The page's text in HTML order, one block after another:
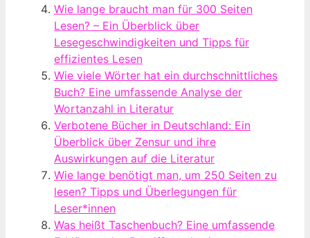
Wie lange braucht man für 300 Seiten
Lesen? – Ein Überblick über
Lesegeschwindigkeiten und Tipps für
effizientes Lesen
Wie viele Wörter hat ein durchschnittliches
Buch? Eine umfassende Analyse der
Wortanzahl in Literatur
Verbotene Bücher in Deutschland: Ein
Überblick über Zensur und ihre
Auswirkungen auf die Literatur
Wie lange benötigt man, um 250 Seiten zu
lesen? Tipps und Überlegungen für
Leser*innen
Was heißt Taschenbuch? Eine umfassende